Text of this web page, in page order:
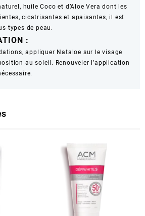
huile Coco et d’Aloe Vera dont les
cicatrisantes et apaisantes, il est
types de peau.
:
appliquer Nataloe sur le visage
au soleil. Renouveler l’application